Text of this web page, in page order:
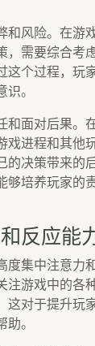
和风险。在游
需要综合考
这个过程，玩
。
和面对后果。
戏进程和其他
的决策带来的
够培养玩家的
反应能
度集中注意力
注游戏中的各
这对于提升玩
。